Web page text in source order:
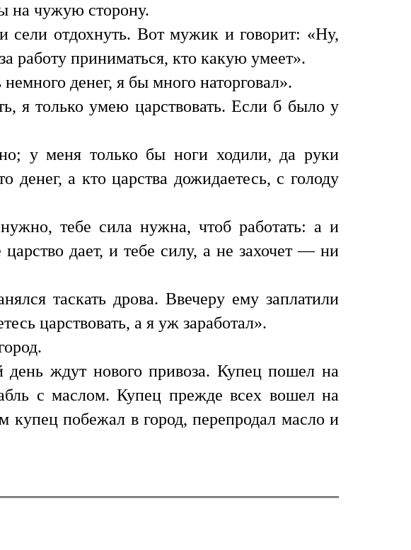
на чужую сторону.
отдохнуть. Вот мужик и говорит: «Ну,
работу приниматься, кто какую умеет».
денег, я бы много наторговал».
я только умею царствовать. Если б было у
у меня только бы ноги ходили, да руки
а кто царства дожидаетесь, с голоду
тебе сила нужна, чтоб работать: а и
дает, и тебе силу, а не захочет — ни
таскать дрова. Ввечеру ему заплатили
царствовать, а я уж заработал».
ждут нового привоза. Купец пошел на
с маслом. Купец прежде всех вошел на
купец побежал в город, перепродал масло и